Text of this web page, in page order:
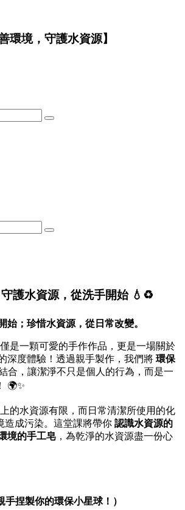
環境，守護水資源】
護水資源，從洗手開始 💧♻️
始；珍惜水資源，從日常改變。
是一顆可愛的手作作品，更是一場關於
深度體驗！透過親手製作，我們將 環保
合，讓潔淨不只是個人的行為，而是一
🌍✨
的水資源有限，而日常清潔所使用的化
造成污染。這堂課將帶你 認識水資源的
境的手工皂 ，為乾淨的水資源盡一份心
手捏製你的環保小星球！）